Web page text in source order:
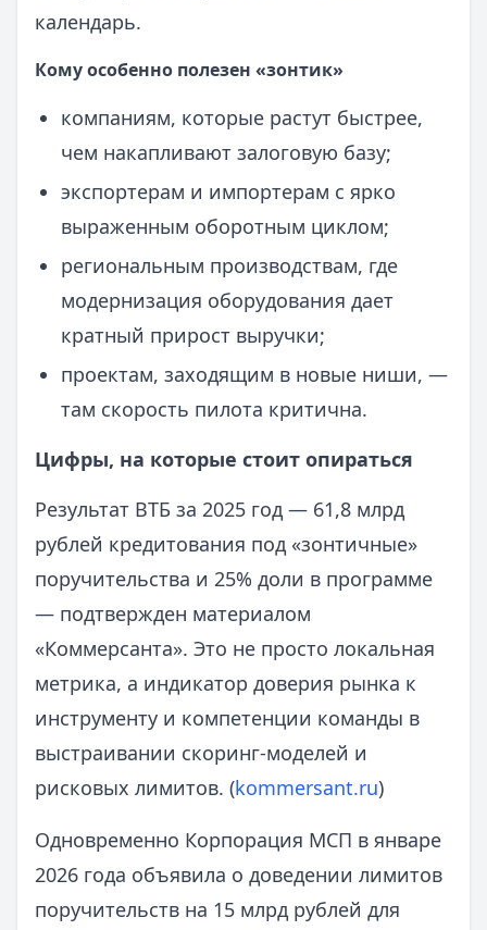
календарь.
Кому особенно полезен «зонтик»
компаниям, которые растут быстрее,
чем накапливают залоговую базу;
экспортерам и импортерам с ярко
выраженным оборотным циклом;
региональным производствам, где
модернизация оборудования дает
кратный прирост выручки;
проектам, заходящим в новые ниши, —
там скорость пилота критична.
Цифры, на которые стоит опираться
Результат ВТБ за 2025 год — 61,8 млрд
рублей кредитования под «зонтичные»
поручительства и 25% доли в программе
— подтвержден материалом
«Коммерсанта». Это не просто локальная
метрика, а индикатор доверия рынка к
инструменту и компетенции команды в
выстраивании скоринг-моделей и
рисковых лимитов. (kommersant.ru)
Одновременно Корпорация МСП в январе
2026 года объявила о доведении лимитов
поручительств на 15 млрд рублей для